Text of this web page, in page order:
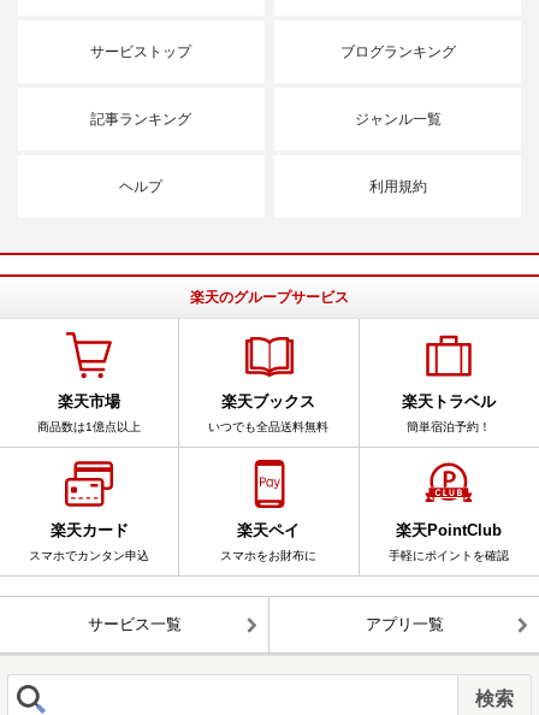
サービストップ ブログランキング
記事ランキング ジャンル一覧
ヘルプ 利用規約
楽天のグループサービス
楽天市場
商品数は1億点以上
楽天ブックス
いつでも全品送料無料
楽天トラベル
簡単宿泊予約！
楽天カード
スマホでカンタン申込
楽天ペイ
スマホをお財布に
楽天PointClub
手軽にポイントを確認
サービス一覧 アプリ一覧